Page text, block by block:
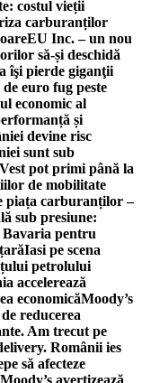
costul vieții
carburanților
EU Inc. – un nou
să-și deschidă
îşi pierde giganţii
euro fug peste
economic al
și
devine risc
sunt sub
pot primi până la
de mobilitate
piața carburanților –
sub presiune:
Bavaria pentru
Iasi pe scena
petrolului
accelerează
economicăMoody’s
reducerea
Am trecut pe
Românii ies
să afecteze